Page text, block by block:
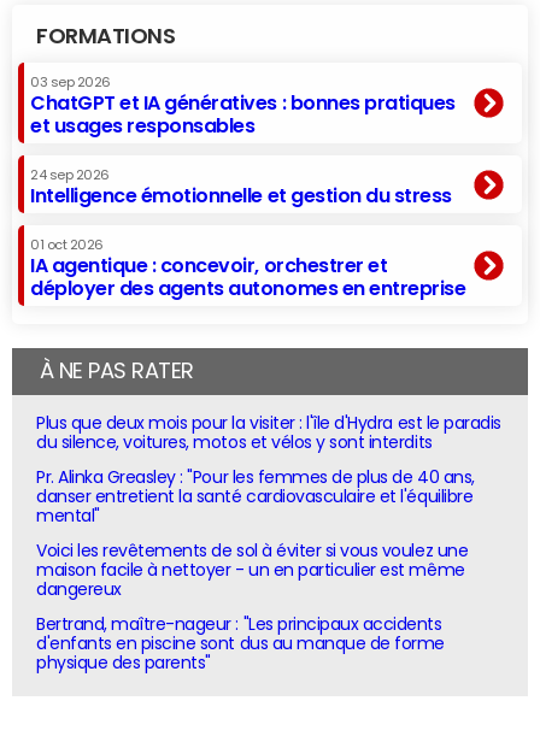
FORMATIONS
03 sep 2026
ChatGPT et IA génératives : bonnes pratiques
et usages responsables
24 sep 2026
Intelligence émotionnelle et gestion du stress
01 oct 2026
IA agentique : concevoir, orchestrer et
déployer des agents autonomes en entreprise
À NE PAS RATER
Plus que deux mois pour la visiter : l'île d'Hydra est le paradis
du silence, voitures, motos et vélos y sont interdits
Pr. Alinka Greasley : "Pour les femmes de plus de 40 ans,
danser entretient la santé cardiovasculaire et l'équilibre
mental"
Voici les revêtements de sol à éviter si vous voulez une
maison facile à nettoyer - un en particulier est même
dangereux
Bertrand, maître-nageur : "Les principaux accidents
d'enfants en piscine sont dus au manque de forme
physique des parents"